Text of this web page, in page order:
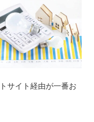
サイト経由が一番お